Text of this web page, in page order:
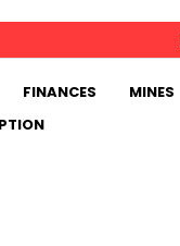
FINANCES MINES